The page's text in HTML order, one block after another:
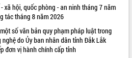
xã hội, quốc phòng - an ninh tháng 7 năm
tác tháng 8 năm 2026
số văn bản quy phạm pháp luật trong
do Ủy ban nhân dân tỉnh Đắk Lắk
đơn vị hành chính cấp tỉnh